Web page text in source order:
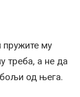
пружите му
треба, а не да
од њега.